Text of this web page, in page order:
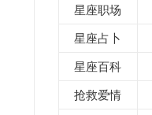
星座职场
星座占卜
星座百科
抢救爱情